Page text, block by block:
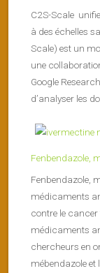
C2S-Scale
à des échelles
Scale) est un
une
Google
d’analyser les
Fenbendazole,
Fenbendazole,
médicaments
contre le cancer
médicaments
chercheurs en
mébendazole et